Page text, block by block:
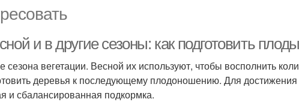
и в другие сезоны: как подготовить
сезона вегетации. Весной их используют, чтобы восполнить
деревья к последующему плодоношению. Для
и сбалансированная подкормка.